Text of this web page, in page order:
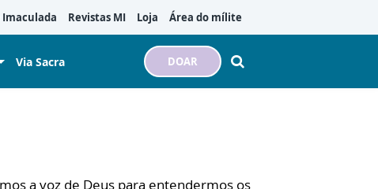
Imaculada Revistas MI Loja Área do mílite
Via Sacra DOAR
a voz de Deus para entendermos os